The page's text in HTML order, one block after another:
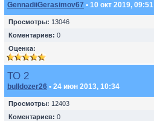
GennadiiGerasimov67 • 10 окт 2019, 09:51
Просмотры: 13046
Коментариев: 0
Оценка:
ТО 2
bulldozer26 • 24 июн 2013, 10:34
Просмотры: 12403
Коментариев: 0